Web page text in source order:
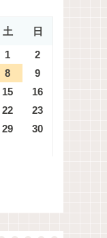
土
日
1
2
8
9
15
16
22
23
29
30